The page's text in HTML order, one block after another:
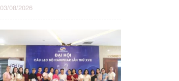
03/08/2026